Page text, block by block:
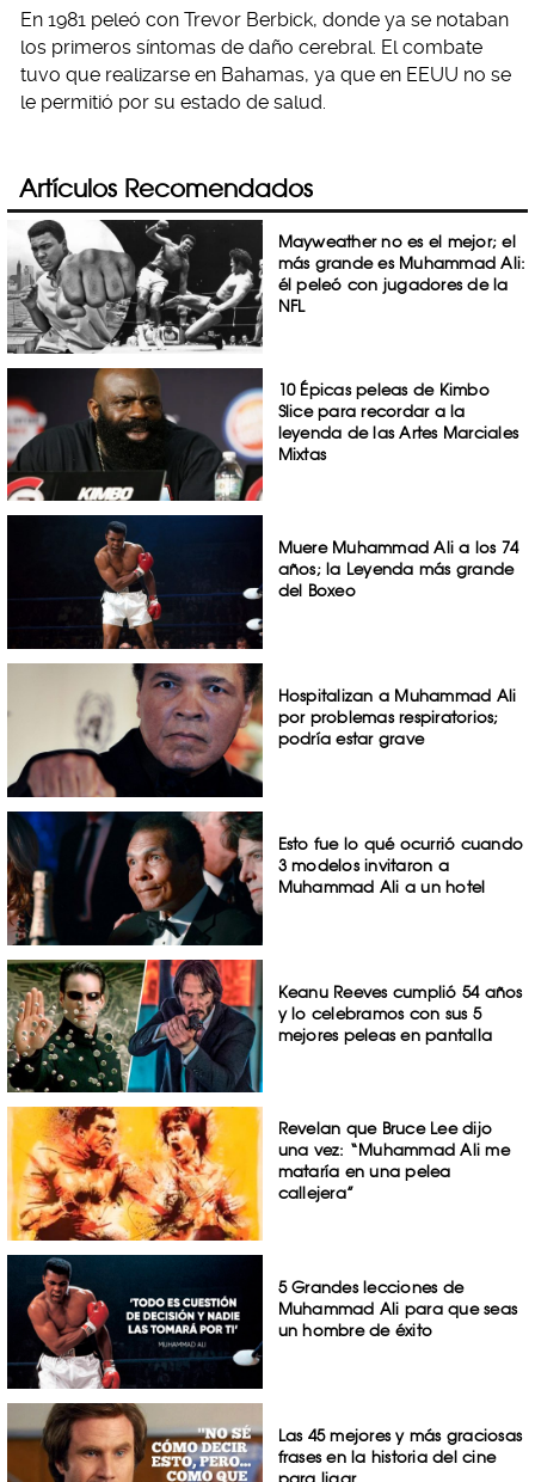
En 1981 peleó con Trevor Berbick, donde ya se notaban
los primeros síntomas de daño cerebral. El combate
tuvo que realizarse en Bahamas, ya que en EEUU no se
le permitió por su estado de salud.
Artículos Recomendados
Mayweather no es el mejor; el
más grande es Muhammad Ali:
él peleó con jugadores de la
NFL
10 Épicas peleas de Kimbo
Slice para recordar a la
leyenda de las Artes Marciales
Mixtas
Muere Muhammad Ali a los 74
años; la Leyenda más grande
del Boxeo
Hospitalizan a Muhammad Ali
por problemas respiratorios;
podría estar grave
Esto fue lo qué ocurrió cuando
3 modelos invitaron a
Muhammad Ali a un hotel
Keanu Reeves cumplió 54 años
y lo celebramos con sus 5
mejores peleas en pantalla
Revelan que Bruce Lee dijo
una vez: “Muhammad Ali me
mataría en una pelea
callejera”
5 Grandes lecciones de
Muhammad Ali para que seas
un hombre de éxito
Las 45 mejores y más graciosas
frases en la historia del cine